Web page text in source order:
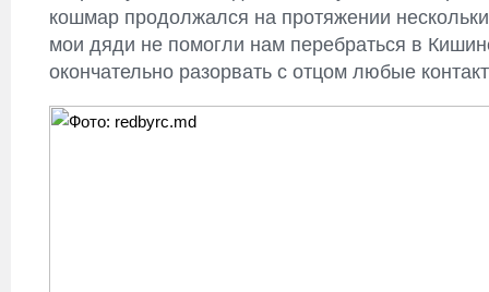
кошмар продолжался на протяжении
мои дяди не помогли нам перебраться в
окончательно разорвать с отцом любые